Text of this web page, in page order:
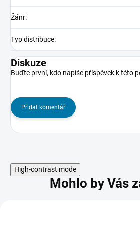
Žánr:
Typ distribuce:
Diskuze
Buďte první, kdo napíše příspěvek k této
Přidat komentář
High-contrast mode
Mohlo by Vás